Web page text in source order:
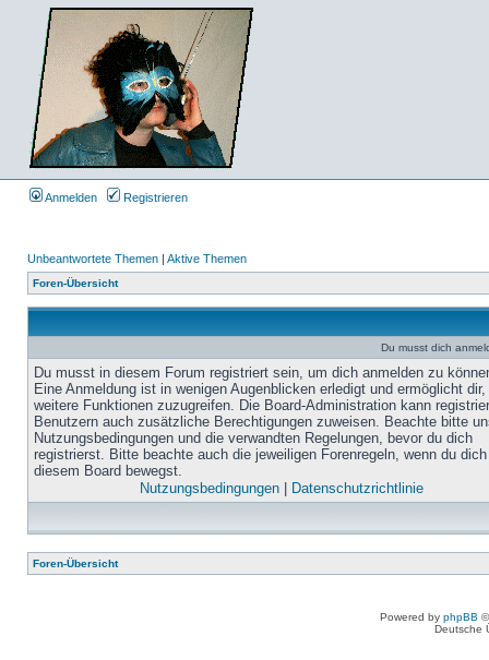
Anmelden Registrieren
Unbeantwortete Themen | Aktive Themen
Foren-Übersicht
Du musst dich
Du musst in diesem Forum registriert sein, um dich anmelden zu
Eine Anmeldung ist in wenigen Augenblicken erledigt und ermöglicht
weitere Funktionen zuzugreifen. Die Board-Administration kann
Benutzern auch zusätzliche Berechtigungen zuweisen. Beachte bitte
Nutzungsbedingungen und die verwandten Regelungen, bevor du dich
registrierst. Bitte beachte auch die jeweiligen Forenregeln, wenn du
diesem Board bewegst.
Nutzungsbedingungen| Datenschutzrichtlinie
Foren-Übersicht
Powered by phpBB
Deutsche